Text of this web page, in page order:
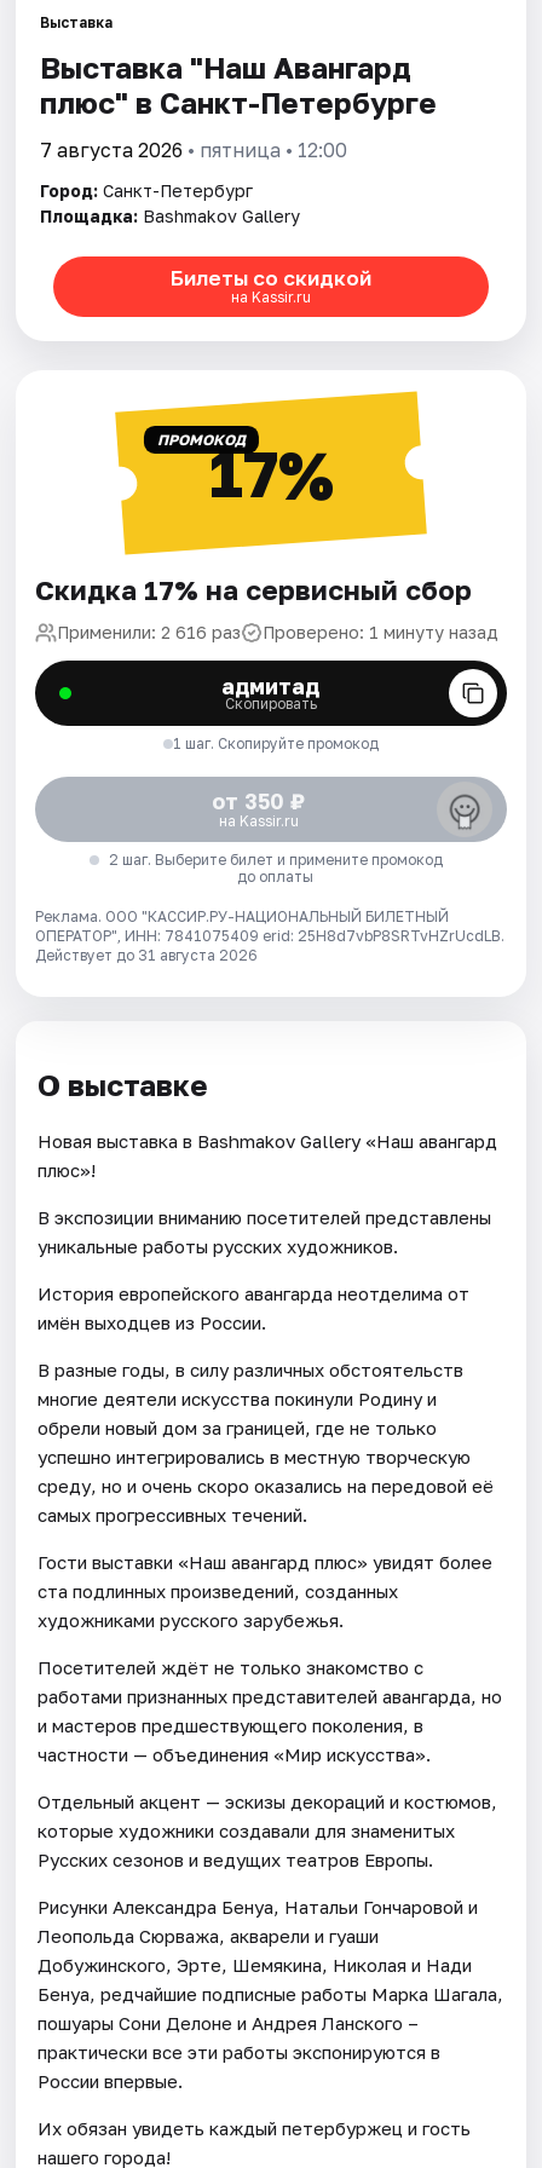
Города
Площадки
Рейтинги
Выставка
Выставка "Наш Авангард
плюс" в Санкт-Петербурге
7 августа 2026 • пятница • 12:00
Город: Санкт-Петербург
Площадка: Bashmakov Gallery
Билеты со скидкой
на Kassir.ru
ПРОМОКОД17%
Скидка 17% на сервисный сбор
Применили: 2 616 раз Проверено: 1 минуту назад
адмитад
Скопировать
1 шаг. Скопируйте промокод
от 350 ₽
на Kassir.ru
2 шаг. Выберите билет и примените промокод
до оплаты
Реклама. ООО "КАССИР.РУ-НАЦИОНАЛЬНЫЙ БИЛЕТНЫЙ
ОПЕРАТОР", ИНН: 7841075409 erid: 25H8d7vbP8SRTvHZrUcdLB.
Действует до 31 августа 2026
О выставке
Новая выставка в Bashmakov Gallery «Наш авангард
плюс»!
В экспозиции вниманию посетителей представлены
уникальные работы русских художников.
История европейского авангарда неотделима от
имён выходцев из России.
В разные годы, в силу различных обстоятельств
многие деятели искусства покинули Родину и
обрели новый дом за границей, где не только
успешно интегрировались в местную творческую
среду, но и очень скоро оказались на передовой её
самых прогрессивных течений.
Гости выставки «Наш авангард плюс» увидят более
ста подлинных произведений, созданных
художниками русского зарубежья.
Посетителей ждёт не только знакомство с
работами признанных представителей авангарда, но
и мастеров предшествующего поколения, в
частности — объединения «Мир искусства».
Отдельный акцент — эскизы декораций и костюмов,
которые художники создавали для знаменитых
Русских сезонов и ведущих театров Европы.
Рисунки Александра Бенуа, Натальи Гончаровой и
Леопольда Сюрважа, акварели и гуаши
Добужинского, Эрте, Шемякина, Николая и Нади
Бенуа, редчайшие подписные работы Марка Шагала,
пошуары Сони Делоне и Андрея Ланского –
практически все эти работы экспонируются в
России впервые.
Их обязан увидеть каждый петербуржец и гость
нашего города!